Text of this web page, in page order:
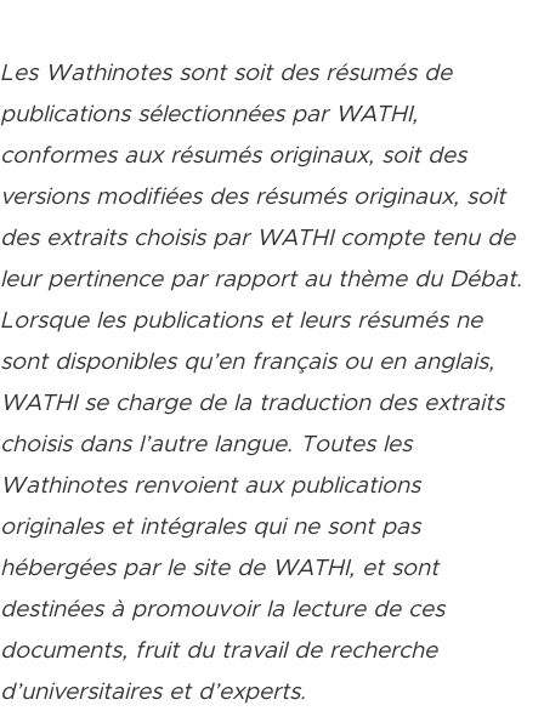
Les Wathinotes sont soit des résumés de
publications sélectionnées par WATHI,
conformes aux résumés originaux, soit des
versions modifiées des résumés originaux, soit
des extraits choisis par WATHI compte tenu de
leur pertinence par rapport au thème du Débat.
Lorsque les publications et leurs résumés ne
sont disponibles qu’en français ou en anglais,
WATHI se charge de la traduction des extraits
choisis dans l’autre langue. Toutes les
Wathinotes renvoient aux publications
originales et intégrales qui ne sont pas
hébergées par le site de WATHI, et sont
destinées à promouvoir la lecture de ces
documents, fruit du travail de recherche
d’universitaires et d’experts.